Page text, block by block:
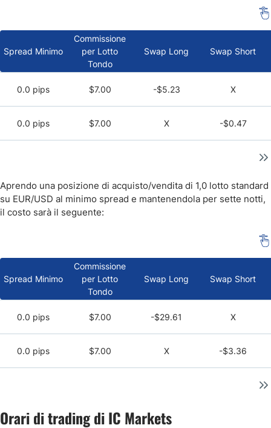
Spread Minimo
Commissione
per Lotto
Tondo
Swap Long Swap Short
0.0 pips $7.00 -$5.23 X
0.0 pips $7.00 X -$0.47
Aprendo una posizione di acquisto/vendita di 1,0 lotto standard
su EUR/USD al minimo spread e mantenendola per sette notti,
il costo sarà il seguente:
Spread Minimo
Commissione
per Lotto
Tondo
Swap Long Swap Short
0.0 pips $7.00 -$29.61 X
0.0 pips $7.00 X -$3.36
Orari di trading di IC Markets